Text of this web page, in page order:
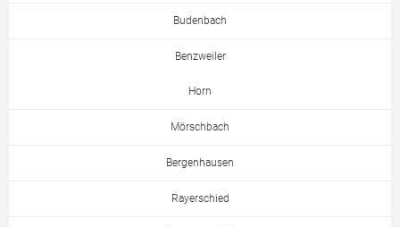
Budenbach
Benzweiler
Horn
Mörschbach
Bergenhausen
Rayerschied